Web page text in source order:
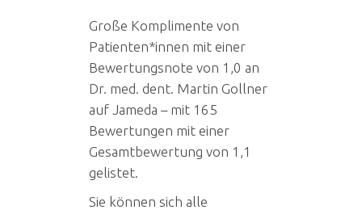
Große Komplimente von
Patienten*innen mit einer
Bewertungsnote von 1,0 an
Dr. med. dent. Martin Gollner
auf Jameda – mit 165
Bewertungen mit einer
Gesamtbewertung von 1,1
gelistet.
Sie können sich alle